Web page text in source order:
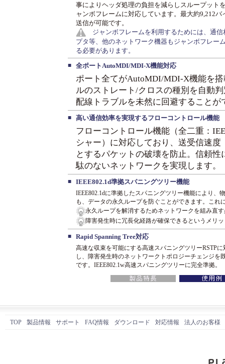
事によりヘッダ処理の負担を減らしスループット
ャンボフレームに対応しています。最大約9,212バ
送信が可能です。
ジャンボフレームを利用するためには、通
プタ等、他のネットワーク機器もジャンボフレー
る必要があります。
■ 全ポートAutoMDI/MDI-X機能対応
ポート全てがAutoMDI/MDI-X機能を
ルのストレート/クロスの種別を自動
配線トラブルを未然に回避することが
■ 高い通信効率を実現するフローコントロール機能
フローコントロール機能（全二重：
シャー）に対応しており、送受信速
とするパケットの破壊を防止。信頼
駄のないネットワークを実現します。
■ IEEE802.1d準拠スパニングツリー機能
IEEE802.1dに準拠したスパニングツリー機能により、
も、データの永久ループを防ぐことができます。これ
永久ループを解消するためネットワークを組み直
障害発生時に冗長化経路が確保できるというメリ
■ Rapid Spanning Tree対応
高速な収束を可能にする高速スパニングツリーRSTP
し、障害発生時のネットワークトポロジーチェンジ
です。IEEE802.1w高速スパニングツリーに完全準拠。
TOP 製品情報 サポート FAQ情報 ダウンロード 対応情報 法人のお客様